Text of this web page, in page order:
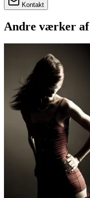
Kontakt
Andre værker af